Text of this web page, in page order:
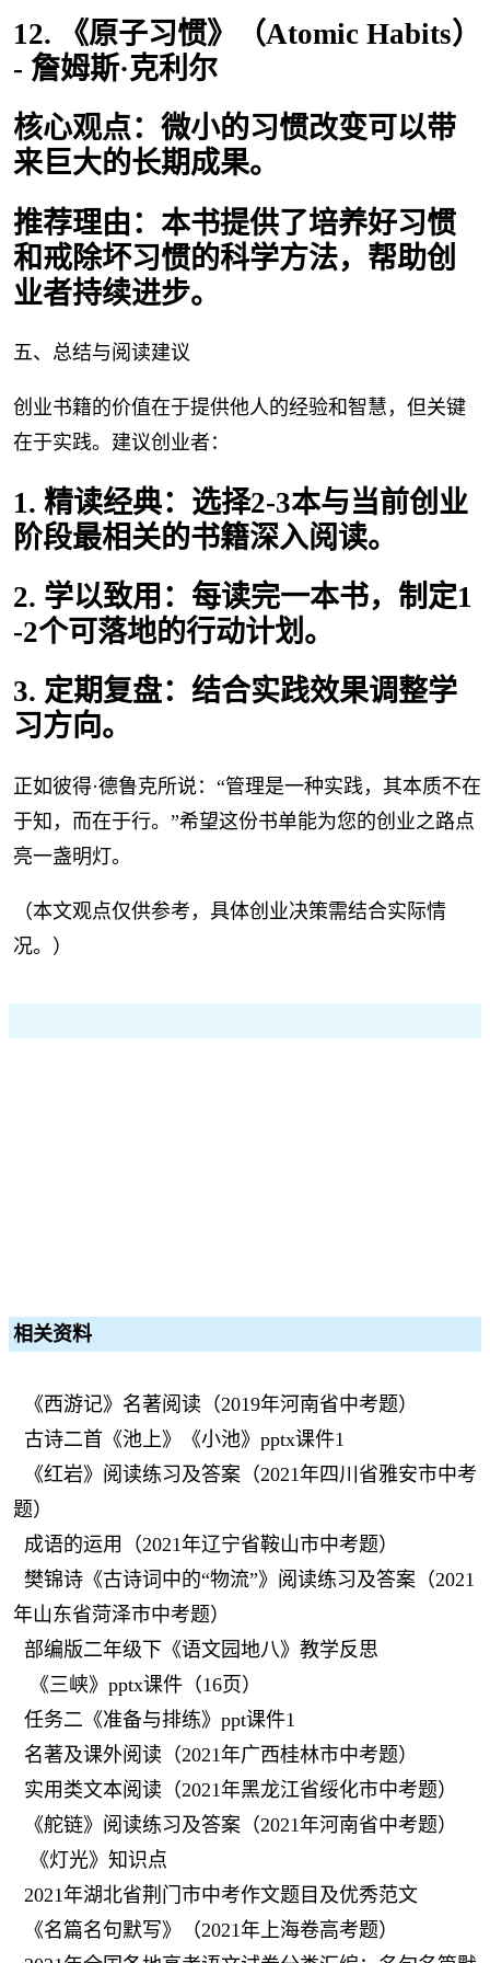
12. 《原子习惯》（Atomic Habits）
- 詹姆斯·克利尔
核心观点：微小的习惯改变可以带
来巨大的长期成果。
推荐理由：本书提供了培养好习惯
和戒除坏习惯的科学方法，帮助创
业者持续进步。
五、总结与阅读建议
创业书籍的价值在于提供他人的经验和智慧，但关键
在于实践。建议创业者：
1. 精读经典：选择2-3本与当前创业
阶段最相关的书籍深入阅读。
2. 学以致用：每读完一本书，制定1
-2个可落地的行动计划。
3. 定期复盘：结合实践效果调整学
习方向。
正如彼得·德鲁克所说：“管理是一种实践，其本质不在
于知，而在于行。”希望这份书单能为您的创业之路点
亮一盏明灯。
（本文观点仅供参考，具体创业决策需结合实际情
况。）
相关资料
《西游记》名著阅读（2019年河南省中考题）
古诗二首《池上》《小池》pptx课件1
《红岩》阅读练习及答案（2021年四川省雅安市中考
题）
成语的运用（2021年辽宁省鞍山市中考题）
樊锦诗《古诗词中的“物流”》阅读练习及答案（2021
年山东省菏泽市中考题）
部编版二年级下《语文园地八》教学反思
《三峡》pptx课件（16页）
任务二《准备与排练》ppt课件1
名著及课外阅读（2021年广西桂林市中考题）
实用类文本阅读（2021年黑龙江省绥化市中考题）
《舵链》阅读练习及答案（2021年河南省中考题）
《灯光》知识点
2021年湖北省荆门市中考作文题目及优秀范文
《名篇名句默写》（2021年上海卷高考题）